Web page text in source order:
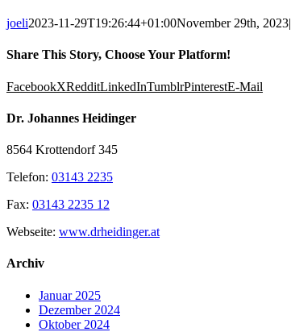
joeli2023-11-29T19:26:44+01:00November 29th, 2023|
Share This Story, Choose Your Platform!
FacebookXRedditLinkedInTumblrPinterestE-Mail
Dr. Johannes Heidinger
8564 Krottendorf 345
Telefon: 03143 2235
Fax: 03143 2235 12
Webseite: www.drheidinger.at
Archiv
Januar 2025
Dezember 2024
Oktober 2024